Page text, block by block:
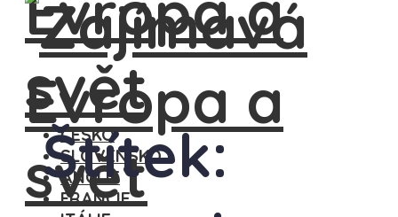
ČESKO
SLOVENSKO
ANGLIE
FRANCIE
Štítek: